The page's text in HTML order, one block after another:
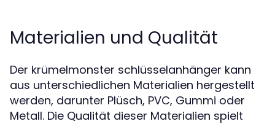
Materialien und Qualität
Der krümelmonster schlüsselanhänger kann
aus unterschiedlichen Materialien hergestellt
werden, darunter Plüsch, PVC, Gummi oder
Metall. Die Qualität dieser Materialien spielt